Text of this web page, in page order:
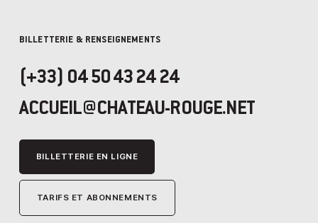
BILLETTERIE & RENSEIGNEMENTS
(+33) 04 50 43 24 24
ACCUEIL@CHATEAU-ROUGE.NET
BILLETTERIE EN LIGNE
TARIFS ET ABONNEMENTS